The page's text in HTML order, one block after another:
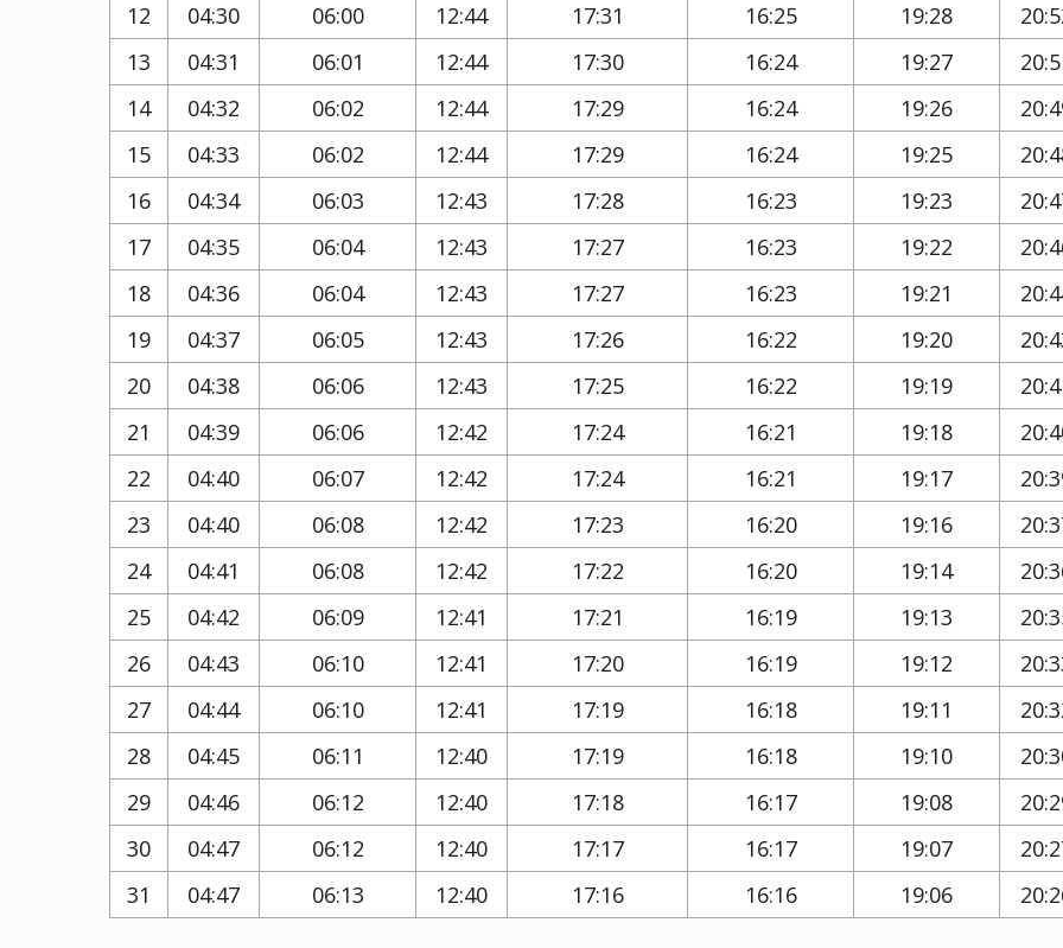
12
04:30 06:00 12:44 17:31 16:25 19:28
13
04:31 06:01 12:44 17:30 16:24 19:27
14
04:32 06:02 12:44 17:29 16:24 19:26
15
04:33 06:02 12:44 17:29 16:24 19:25
16
04:34 06:03 12:43 17:28 16:23 19:23
17
04:35 06:04 12:43 17:27 16:23 19:22
18
04:36 06:04 12:43 17:27 16:23 19:21
19
04:37 06:05 12:43 17:26 16:22 19:20
20
04:38 06:06 12:43 17:25 16:22 19:19
21
04:39 06:06 12:42 17:24 16:21 19:18
22
04:40 06:07 12:42 17:24 16:21 19:17
23
04:40 06:08 12:42 17:23 16:20 19:16
24
04:41 06:08 12:42 17:22 16:20 19:14
25
04:42 06:09 12:41 17:21 16:19 19:13
26
04:43 06:10 12:41 17:20 16:19 19:12
27
04:44 06:10 12:41 17:19 16:18 19:11
28
04:45 06:11 12:40 17:19 16:18 19:10
29
04:46 06:12 12:40 17:18 16:17 19:08
30
04:47 06:12 12:40 17:17 16:17 19:07
31
04:47 06:13 12:40 17:16 16:16 19:06